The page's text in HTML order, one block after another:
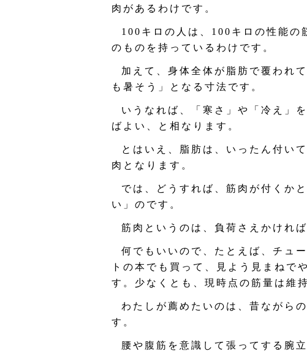
肉があるわけです。
100キロの人は、100キロの性能の
のものを持っているわけです。
加えて、身体全体が脂肪で覆われ
も暑そう」となる寸法です。
いうなれば、「寒さ」や「冷え」
ばよい、と相なります。
とはいえ、脂肪は、いったん付い
肉となります。
では、どうすれば、筋肉が付くか
い」のです。
筋肉というのは、負荷さえかけれ
何でもいいので、たとえば、チュ
トの本でも買って、見よう見まねで
す。少なくとも、現時点の筋量は維
わたしが薦めたいのは、昔ながら
す。
腰や腹筋を意識して張ってする腕